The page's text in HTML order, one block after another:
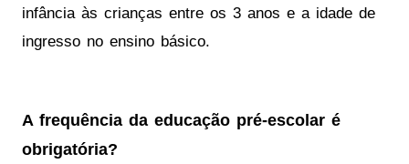
infância às crianças entre os 3 anos e a idade de
ingresso no ensino básico.
A frequência da educação pré-escolar é
obrigatória?